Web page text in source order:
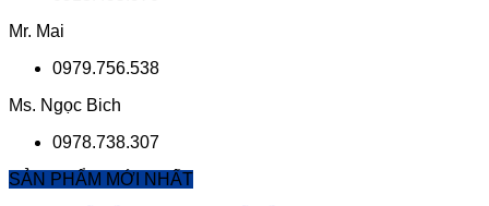
Mr. Mai
0979.756.538
Ms. Ngọc Bich
0978.738.307
SẢN PHẨM MỚI NHẤT